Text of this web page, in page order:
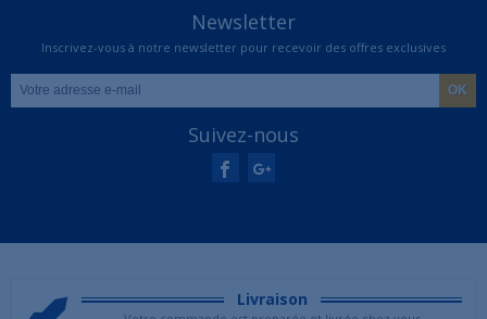
Newsletter
Inscrivez-vous à notre newsletter pour recevoir des offres exclusives
Suivez-nous
Livraison